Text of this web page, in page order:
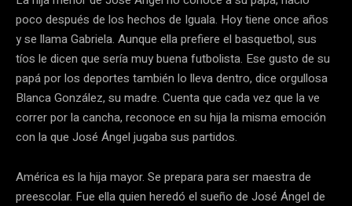
poco después de los hechos de Iguala. Hoy tiene once años
y se llama Gabriela. Aunque ella prefiere el basquetbol, sus
tíos le dicen que sería muy buena futbolista. Ese gusto de su
papá por los deportes también lo lleva dentro, dice orgullosa
Blanca González, su madre. Cuenta que cada vez que la ve
correr por la cancha, reconoce en su hija la misma emoción
con la que José Ángel jugaba sus partidos.
América es la hija mayor. Se prepara para ser maestra de
preescolar. Fue ella quien heredó el sueño de José Ángel de